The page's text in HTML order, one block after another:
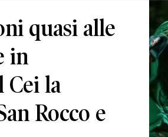
quasi alle
in
Cei la
Rocco e